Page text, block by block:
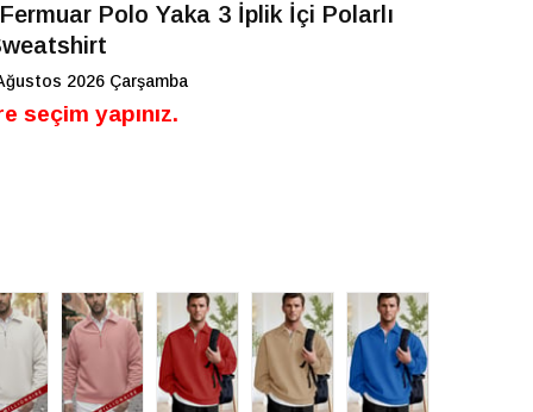
Fermuar Polo Yaka 3 İplik İçi Polarlı
2026 Çarşamba
seçim yapınız.